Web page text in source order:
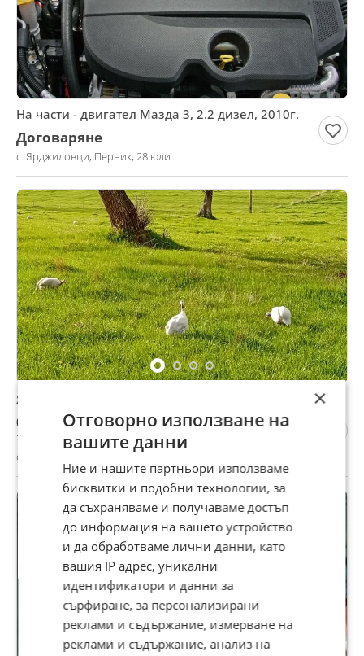
На части - двигател Мазда 3, 2.2 дизел, 2010г.
Договаряне
с. Ярджиловци, Перник, 28 юли
Яйца от свободно отглеждани токачки.
0,70 €
1,37 лв
с. Ярджиловци, Перник, 27 юли
×
Отговорно използване на
вашите данни
Ние и нашите партньори използваме
бисквитки и подобни технологии, за
да съхраняваме и получаваме достъп
до информация на вашето устройство
и да обработваме лични данни, като
вашия IP адрес, уникални
идентификатори и данни за
сърфиране, за персонализирани
реклами и съдържание, измерване на
реклами и съдържание, анализ на